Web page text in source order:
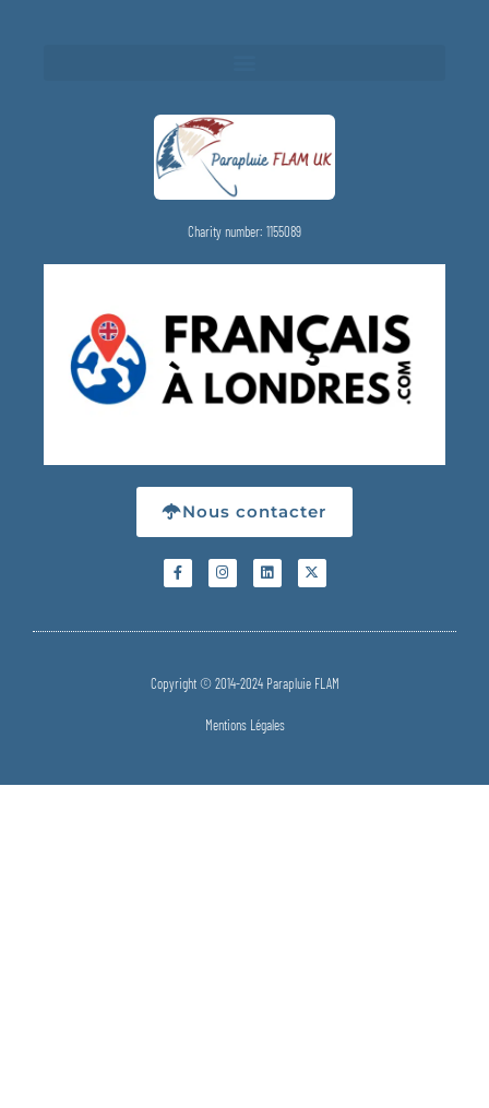
Charity number: 1155089
Nous contacter
Copyright © 2014-2024 Parapluie FLAM
Mentions Légales